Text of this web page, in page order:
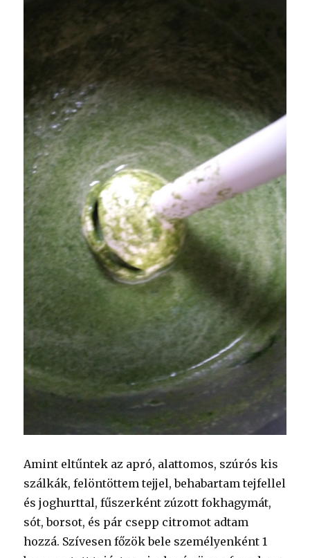
Amint eltűntek az apró, alattomos, szúrós kis
szálkák, felöntöttem tejjel, behabartam tejfellel
és joghurttal, fűszerként zúzott fokhagymát,
sót, borsot, és pár csepp citromot adtam
hozzá. Szívesen főzök bele személyenként 1